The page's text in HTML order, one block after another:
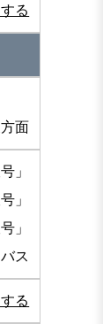
る
面
」
」
」
ス
る